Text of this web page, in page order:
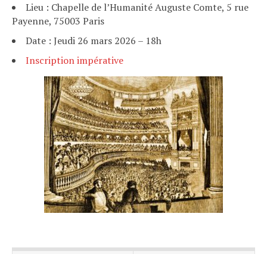
Lieu : Chapelle de l’Humanité Auguste Comte, 5 rue
Payenne, 75003 Paris
Date : Jeudi 26 mars 2026 – 18h
Inscription impérative